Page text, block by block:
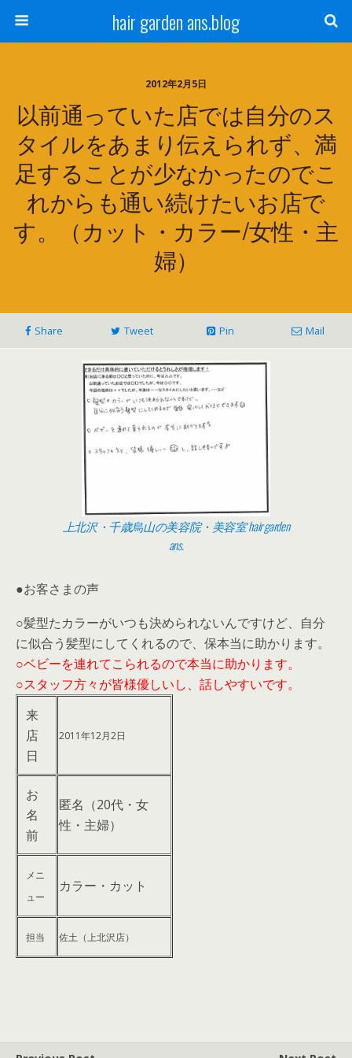
hair garden ans.blog
2012年2月5日
以前通っていた店では自分のス
タイルをあまり伝えられず、満
足することが少なかったのでこ
れからも通い続けたいお店で
す。（カット・カラー/女性・主
婦）
Share Tweet Pin Mail
上北沢・千歳烏山の美容院・美容室 hair garden
ans.
●お客さまの声
○髪型たカラーがいつも決められないんですけど、自分
に似合う髪型にしてくれるので、保本当に助かります。
○ベビーを連れてこられるので本当に助かります。
○スタッフ方々が皆様優しいし、話しやすいです。
来
店
日
2011年12月2日
お
名
前
匿名（20代・女
性・主婦）
メニ
ュー
カラー・カット
担当 佐土（上北沢店）